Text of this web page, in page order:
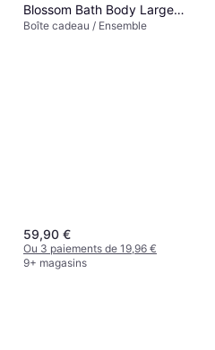
Blossom Bath Body Large
Gift Set
Boîte cadeau / Ensemble
59,90 €
Ou 3 paiements de 19,96 €
9+ magasins